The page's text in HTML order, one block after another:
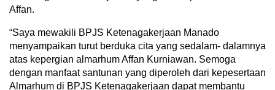
Affan.
“Saya mewakili BPJS Ketenagakerjaan Manado
menyampaikan turut berduka cita yang sedalam- dalamnya
atas kepergian almarhum Affan Kurniawan. Semoga
dengan manfaat santunan yang diperoleh dari kepesertaan
Almarhum di BPJS Ketenagakerjaan dapat membantu